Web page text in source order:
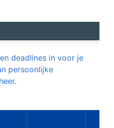
deadlines in voor je
persoonlijke